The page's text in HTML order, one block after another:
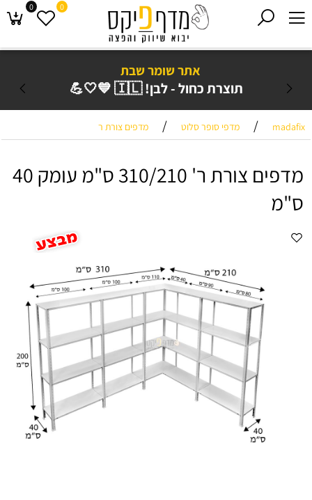
אתר שומר שבת
תוצרת כחול - לבן! 🇮🇱 💙🤍💪
0 0
madafix
/ מדפי סופר סלוט / מדפים צורת ר
מדפים צורת ר' 310/210 ס"מ עומק 40
ס"מ